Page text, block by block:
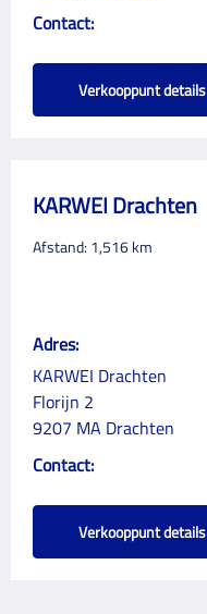
Contact:
Verkooppunt details
KARWEI Drachten
Afstand: 1,516km
Adres:
KARWEI Drachten
Florijn 2
9207 MA Drachten
Contact:
Verkooppunt details